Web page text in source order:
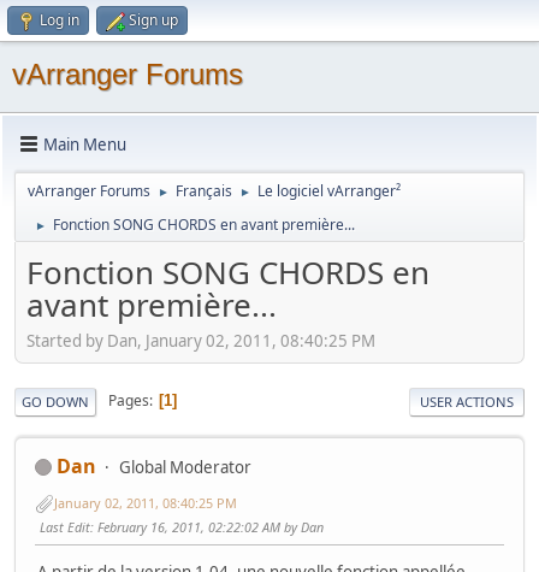
Log in Sign up
vArranger Forums
Main Menu
vArranger Forums ► Français ► Le logiciel vArranger²
► Fonction SONG CHORDS en avant première...
Fonction SONG CHORDS en
avant première...
Started by Dan, January 02, 2011, 08:40:25 PM
GO DOWN Pages 1 USER ACTIONS
Dan Global Moderator
January 02, 2011, 08:40:25 PM
Last Edit: February 16, 2011, 02:22:02 AM by Dan